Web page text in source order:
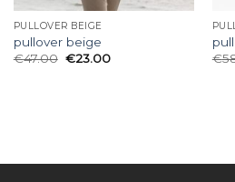
PULLOVER BEIGE
pullover beige
€47.00 €23.00
€